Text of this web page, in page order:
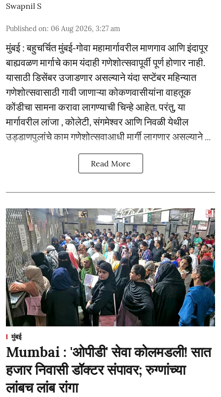
Swapnil S
Published on: 06 Aug 2026, 3:27 am
मुंबई : बहुचर्चित मुंबई-गोवा महामार्गावरील माणगाव आणि इंदापूर
बाह्यवळण मार्गाचे काम यंदाही गणेशोत्सवापूर्वी पूर्ण होणार नाही.
यासाठी डिसेंबर उजाडणार असल्याने यंदा सप्टेंबर महिन्यात
गणेशोत्सवासाठी गावी जाणाऱ्या कोकणवासीयांना वाहतूक
कोंडीचा सामना करावा लागण्याची चिन्हे आहेत. परंतु, या
मार्गावरील लांजा , कोलेटी, संगमेश्वर आणि निवळी येथील
उड्डाणपुलांचे काम गणेशोत्सवाआधी मार्गी लागणार असल्याने ...
Read More
मुंबई
Mumbai : 'ओपीडी' सेवा कोलमडली! सात
हजार निवासी डॉक्टर संपावर; रुग्णांच्या
लांबच लांब रांगा